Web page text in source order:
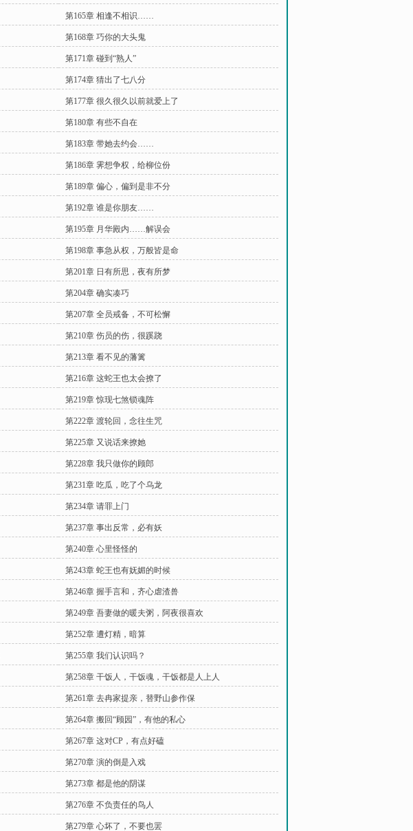
第165章 相逢不相识……
第168章 巧你的大头鬼
第171章 碰到“熟人”
第174章 猜出了七八分
第177章 很久很久以前就爱上了
第180章 有些不自在
第183章 带她去约会……
第186章 霁想争权，给柳位份
第189章 偏心，偏到是非不分
第192章 谁是你朋友……
第195章 月华殿内……解误会
第198章 事急从权，万般皆是命
第201章 日有所思，夜有所梦
第204章 确实凑巧
第207章 全员戒备，不可松懈
第210章 伤员的伤，很蹊跷
第213章 看不见的藩篱
第216章 这蛇王也太会撩了
第219章 惊现七煞锁魂阵
第222章 渡轮回，念往生咒
第225章 又说话来撩她
第228章 我只做你的顾郎
第231章 吃瓜，吃了个乌龙
第234章 请罪上门
第237章 事出反常，必有妖
第240章 心里怪怪的
第243章 蛇王也有妩媚的时候
第246章 握手言和，齐心虐渣兽
第249章 吾妻做的暖夫粥，阿夜很喜欢
第252章 遭灯精，暗算
第255章 我们认识吗？
第258章 干饭人，干饭魂，干饭都是人上人
第261章 去冉家提亲，替野山参作保
第264章 搬回“顾园”，有他的私心
第267章 这对CP，有点好磕
第270章 演的倒是入戏
第273章 都是他的阴谋
第276章 不负责任的鸟人
第279章 心坏了，不要也罢